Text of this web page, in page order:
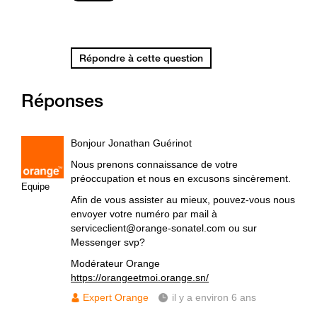
Répondre à cette question
Réponses
Equipe
Bonjour Jonathan Guérinot
Nous prenons connaissance de votre
préoccupation et nous en excusons sincèrement.
Afin de vous assister au mieux, pouvez-vous nous
envoyer votre numéro par mail à
serviceclient@orange-sonatel.com ou sur
Messenger svp?
Modérateur Orange
https://orangeetmoi.orange.sn/
Expert Orange
il y a environ 6 ans